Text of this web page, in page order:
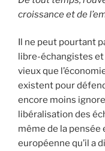
croissance et de
Il ne peut pourtant
libre-échangistes
vieux que
existent pour
encore moins
libéralisation des
même de la pensée
européenne qu’il a